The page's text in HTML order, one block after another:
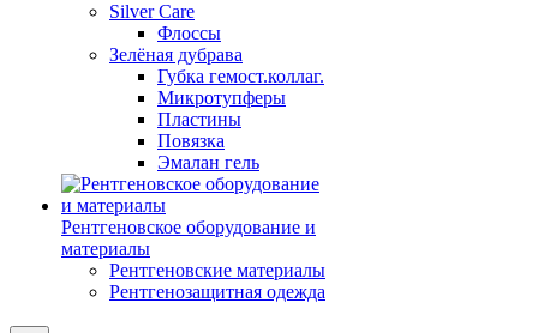
Silver Care
Флоссы
Зелёная дубрава
Губка гемост.коллаг.
Микротупферы
Пластины
Повязка
Эмалан гель
Рентгеновское оборудование и
материалы
Рентгеновские материалы
Рентгенозащитная одежда